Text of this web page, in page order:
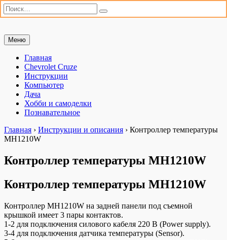
Искать:
Поиск
Перейти
к
содержимому
Мастерим сами
«Мастерим сами» — сайт для практиков. Ремонт автомобиля,
настройка компьютера, дачные хлопоты и полезные хобби. Всё,
что можно сделать своими руками.
Меню
Главная
Chevrolet Cruze
Инструкции
Компьютер
Дача
Хобби и самоделки
Познавательное
Главная › Инструкции и описания › Контроллер температуры
MH1210W
Контроллер температуры MH1210W
Контроллер температуры MH1210W
Контроллер MH1210W на задней панели под съемной
крышкой имеет 3 пары контактов.
1-2 для подключения силового кабеля 220 В (Power supply).
3-4 для подключения датчика температуры (Sensor).